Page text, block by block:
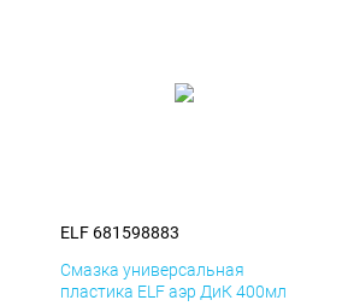
ELF 681598883
Смазка универсальная
пластика ELF аэр ДиК 400мл